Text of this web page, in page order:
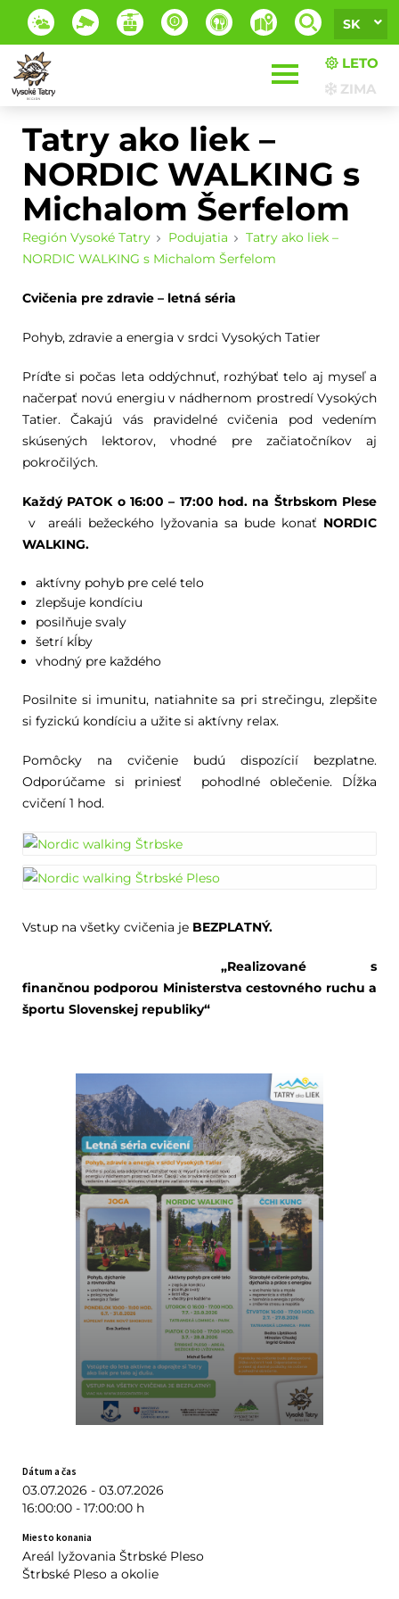
SK
LETO
ZIMA
Tatry ako liek –
NORDIC WALKING s
Michalom Šerfelom
Región Vysoké Tatry Podujatia
Tatry ako liek –
NORDIC WALKING s Michalom Šerfelom
Cvičenia pre zdravie – letná séria
Pohyb, zdravie a energia v srdci Vysokých Tatier
Príďte si počas leta oddýchnuť, rozhýbať telo aj myseľ a
načerpať novú energiu v nádhernom prostredí Vysokých
Tatier. Čakajú vás pravidelné cvičenia pod vedením
skúsených lektorov, vhodné pre začiatočníkov aj
pokročilých.
Každý PATOK o 16:00 – 17:00 hod. na Štrbskom Plese
v areáli bežeckého lyžovania sa bude konať NORDIC
WALKING.
aktívny pohyb pre celé telo
zlepšuje kondíciu
posilňuje svaly
šetrí kĺby
vhodný pre každého
Posilnite si imunitu, natiahnite sa pri strečingu, zlepšite
si fyzickú kondíciu a užite si aktívny relax.
Pomôcky na cvičenie budú dispozícií bezplatne.
Odporúčame si priniesť pohodlné oblečenie. Dĺžka
cvičení 1 hod.
Vstup na všetky cvičenia jeBEZPLATNÝ.
„Realizované s
finančnou podporou Ministerstva cestovného ruchu a
športu Slovenskej republiky“
Dátum a čas
03.07.2026 - 03.07.2026
16:00:00 - 17:00:00 h
Miesto konania
Areál lyžovania Štrbské Pleso
Štrbské Pleso a okolie